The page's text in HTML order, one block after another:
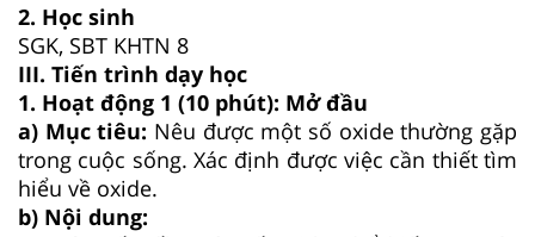
2. Học sinh
SGK, SBT KHTN 8
III. Tiến trình dạy học
1. Hoạt động 1 (10 phút): Mở đầu
a) Mục tiêu: Nêu được một số oxide thường gặp
trong cuộc sống. Xác định được việc cần thiết tìm
hiểu về oxide.
b) Nội dung: